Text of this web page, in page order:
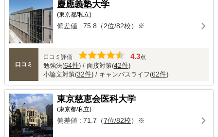
慶應義塾大学
(東京都/私立)
偏差値 : 75.8（2位/82校）※
口コミ
口コミ評価 4.3点
勉強法(64件) / 面接対策(42件)
小論文対策(32件) / キャンパスライフ(62件)
東京慈恵会医科大学
(東京都/私立)
偏差値 : 71.7（7位/82校）※